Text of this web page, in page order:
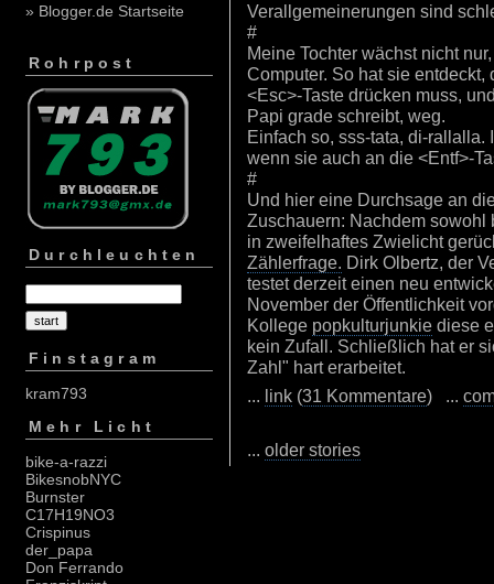
» Blogger.de Startseite
Rohrpost
Durchleuchten
Finstagram
kram793
Mehr Licht
bike-a-razzi
BikesnobNYC
Burnster
C17H19NO3
Crispinus
der_papa
Don Ferrando
Verallgemeinerungen sind
#
Meine Tochter wächst nicht
Computer. So hat sie
<Esc>-Taste drücken muss,
Papi grade schreibt, weg.
Einfach so, sss-tata, di-
wenn sie auch an die <Entf>-
#
Und hier eine Durchsage an
Zuschauern: Nachdem
in zweifelhaftes Zwielicht
Zählerfrage. Dirk Olbertz, der
testet derzeit einen neu
November der Öffentlichkeit
Kollege popkulturjunkie diese
kein Zufall. Schließlich hat er
Zahl" hart erarbeitet.
... link (31 Kommentare) ...
... older stories